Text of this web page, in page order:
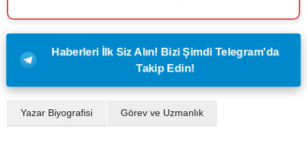
Haberleri İlk Siz Alın! Bizi Şimdi Telegram'da
Takip Edin!
Yazar Biyografisi Görev ve Uzmanlık